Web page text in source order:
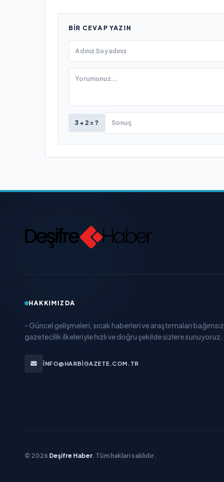
BIR CEVAP YAZIN
3 + 2 = ?
HAKKIMIZDA
- Güncel gelişmeleri, sıcak haberleri ve araştırmaları bağımsız
gazetecilik ilkeleriyle hızlı ve doğru şekilde sizlere sunuyoruz.
INFO@HARBIGAZETE.COM.TR
© 2026 Deşifre Haber. Tüm hakları saklıdır.